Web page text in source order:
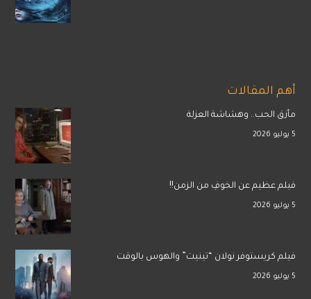
أهم المقالات
مأزق الحب.. وهشاشة العزلة
5 يوليو 2026
فيلم عظيم عن الخوفِ من الزمن!!
5 يوليو 2026
فيلم كريستوفر نولان “تينيت” والهوس بالوقت
5 يوليو 2026